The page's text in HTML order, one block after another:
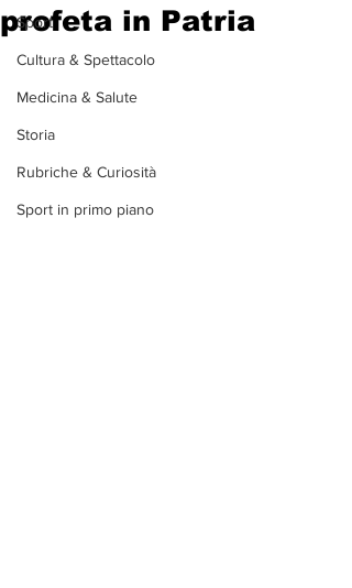
Sport
Cultura & Spettacolo
Medicina & Salute
Storia
Rubriche & Curiosità
Sport in primo piano
profeta in Patria